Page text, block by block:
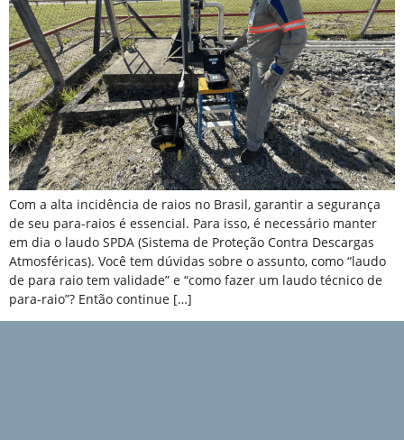
Com a alta incidência de raios no Brasil, garantir a segurança
de seu para-raios é essencial. Para isso, é necessário manter
em dia o laudo SPDA (Sistema de Proteção Contra Descargas
Atmosféricas). Você tem dúvidas sobre o assunto, como “laudo
de para raio tem validade” e “como fazer um laudo técnico de
para-raio”? Então continue […]